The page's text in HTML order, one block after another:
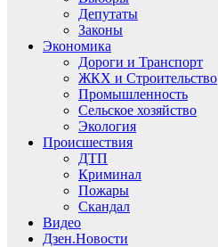
Депутаты
Законы
Экономика
Дороги и Транспорт
ЖКХ и Строительство
Промышленность
Сельское хозяйство
Экология
Происшествия
ДТП
Криминал
Пожары
Скандал
Видео
Дзен.Новости